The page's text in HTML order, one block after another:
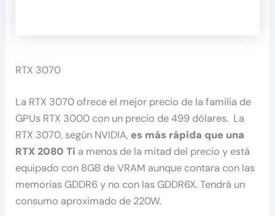
RTX 3070
La RTX 3070 ofrece el mejor precio de la familia de
GPUs RTX 3000 con un precio de 499 dólares. La
RTX 3070, según NVIDIA, es más rápida que una
RTX 2080 Ti a menos de la mitad del precio y está
equipado con 8GB de VRAM aunque contara con las
memorias GDDR6 y no con las GDDR6X. Tendrá un
consumo aproximado de 220W.